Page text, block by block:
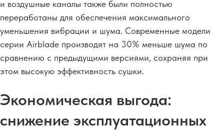
и воздушные каналы также были полностью
переработаны для обеспечения максимального
уменьшения вибрации и шума. Современные модели
серии Airblade производят на 30% меньше шума по
сравнению с предыдущими версиями, сохраняя при
этом высокую эффективность сушки.
Экономическая выгода:
снижение эксплуатационных